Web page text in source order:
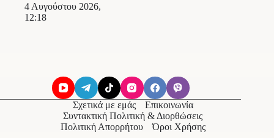
4 Αυγούστου 2026,
12:18
Σχετικά με εμάς
Επικοινωνία
Συντακτική Πολιτική & Διορθώσεις
Πολιτική Απορρήτου
Όροι Χρήσης